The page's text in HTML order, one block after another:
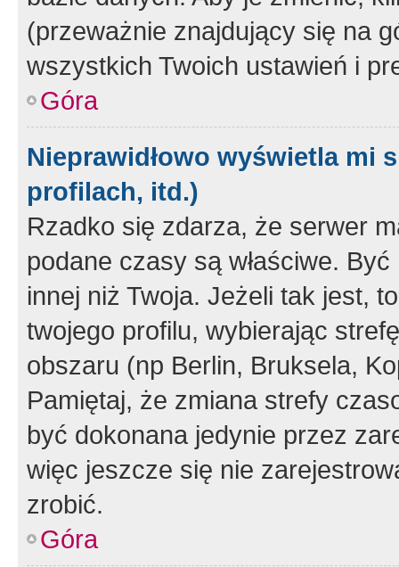
(przeważnie znajdujący się na
wszystkich Twoich ustawień i
Góra
Nieprawidłowo wyświetla mi
profilach, itd.)
Rzadko się zdarza, że serwer
podane czasy są właściwe.
innej niż Twoja. Jeżeli tak jest,
twojego profilu, wybierając
obszaru (np Berlin, Bruksela,
Pamiętaj, że zmiana strefy
być dokonana jedynie przez
więc jeszcze się nie
zrobić.
Góra